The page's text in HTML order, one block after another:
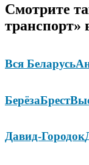
Смотрите
транспорт»
Вся Беларусь
БерёзаБрест
Давид-Городок